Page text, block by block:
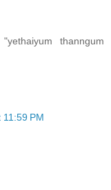
thanngum
PM